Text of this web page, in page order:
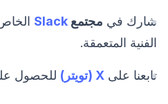
شارك في مجتمع Slack
الفنية المتعمقة.
تابعنا على X (تويتر) للحصول